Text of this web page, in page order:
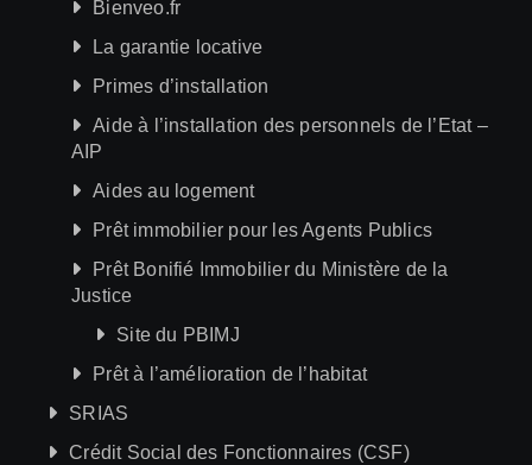
Bienveo.fr
La garantie locative
Primes d’installation
Aide à l’installation des personnels de l’Etat –
AIP
Aides au logement
Prêt immobilier pour les Agents Publics
Prêt Bonifié Immobilier du Ministère de la
Justice
Site du PBIMJ
Prêt à l’amélioration de l’habitat
SRIAS
Crédit Social des Fonctionnaires (CSF)